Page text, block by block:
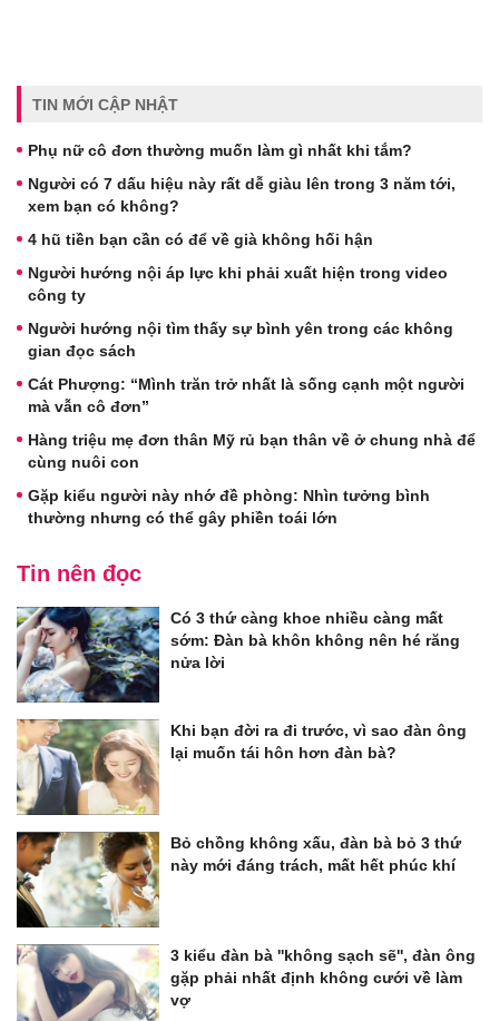
TIN MỚI CẬP NHẬT
Phụ nữ cô đơn thường muốn làm gì nhất khi tắm?
Người có 7 dấu hiệu này rất dễ giàu lên trong 3 năm tới,
xem bạn có không?
4 hũ tiền bạn cần có để về già không hối hận
Người hướng nội áp lực khi phải xuất hiện trong video
công ty
Người hướng nội tìm thấy sự bình yên trong các không
gian đọc sách
Cát Phượng: “Mình trăn trở nhất là sống cạnh một người
mà vẫn cô đơn”
Hàng triệu mẹ đơn thân Mỹ rủ bạn thân về ở chung nhà để
cùng nuôi con
Gặp kiểu người này nhớ đề phòng: Nhìn tưởng bình
thường nhưng có thể gây phiền toái lớn
Tin nên đọc
Có 3 thứ càng khoe nhiều càng mất
sớm: Đàn bà khôn không nên hé răng
nửa lời
Khi bạn đời ra đi trước, vì sao đàn ông
lại muốn tái hôn hơn đàn bà?
Bỏ chồng không xấu, đàn bà bỏ 3 thứ
này mới đáng trách, mất hết phúc khí
3 kiểu đàn bà ''không sạch sẽ'', đàn ông
gặp phải nhất định không cưới về làm
vợ